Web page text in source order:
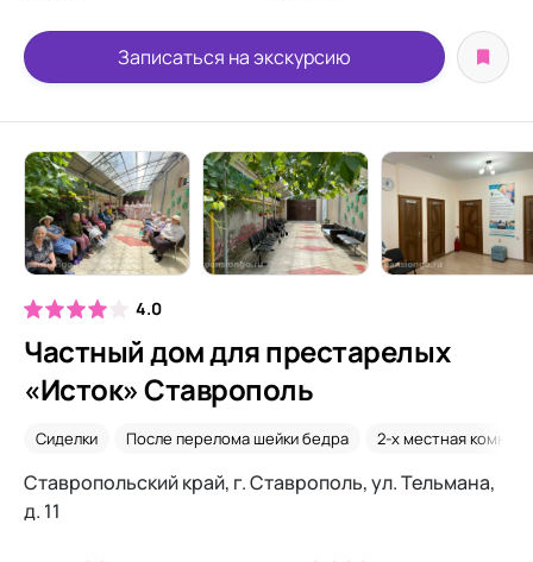
Записаться на экскурсию
4.0
Частный дом для престарелых
«Исток» Ставрополь
Сиделки После перелома шейки бедра 2-х местная комната
Ставропольский край, г. Ставрополь, ул. Тельмана,
д. 11